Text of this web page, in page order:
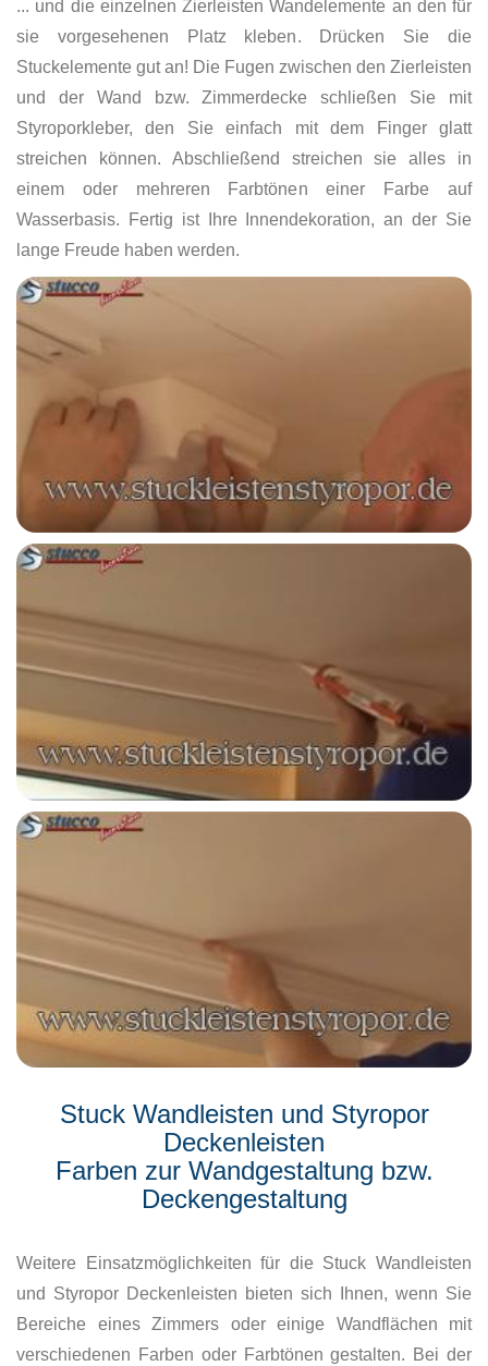
... und die einzelnen Zierleisten Wandelemente an den für
sie vorgesehenen Platz kleben. Drücken Sie die
Stuckelemente gut an! Die Fugen zwischen den Zierleisten
und der Wand bzw. Zimmerdecke schließen Sie mit
Styroporkleber, den Sie einfach mit dem Finger glatt
streichen können. Abschließend streichen sie alles in
einem oder mehreren Farbtönen einer Farbe auf
Wasserbasis. Fertig ist Ihre Innendekoration, an der Sie
lange Freude haben werden.
Stuck Wandleisten und Styropor
Deckenleisten
Farben zur Wandgestaltung bzw.
Deckengestaltung
Weitere Einsatzmöglichkeiten für die Stuck Wandleisten
und Styropor Deckenleisten bieten sich Ihnen, wenn Sie
Bereiche eines Zimmers oder einige Wandflächen mit
verschiedenen Farben oder Farbtönen gestalten. Bei der